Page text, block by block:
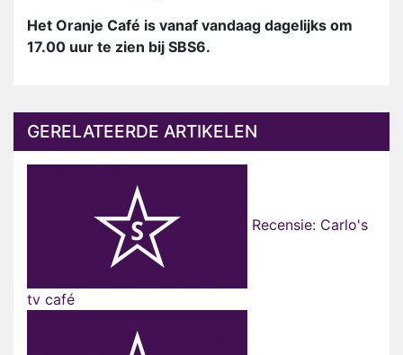
Het Oranje Café is vanaf vandaag dagelijks om
17.00 uur te zien bij SBS6.
GERELATEERDE ARTIKELEN
Recensie: Carlo's
tv café